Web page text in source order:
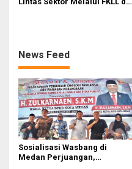
News Feed
Sosialisasi Wasbang di
Medan Perjuangan,